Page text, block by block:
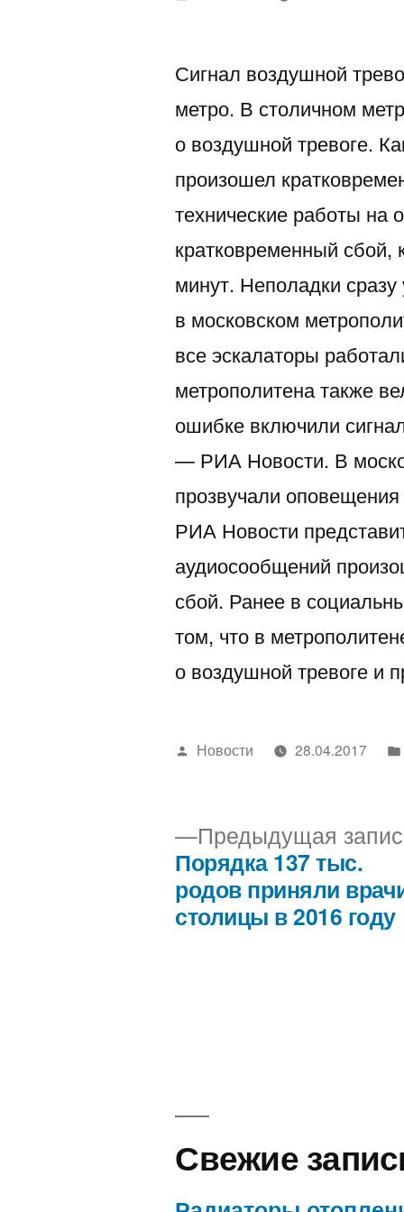
Сигнал воздушной
метро. В столичном
о воздушной тревоге.
произошел
технические работы на
кратковременный сбой,
минут. Неполадки
в московском
все эскалаторы
метрополитена также
ошибке включили
— РИА Новости. В
прозвучали
РИА Новости
аудиосообщений
сбой. Ранее в
том, что в
о воздушной тревоге и
Написано
Новости 28.04.2017
Навигация
Предыдущая
Порядка 137 тыс.
родов приняли
столицы в 2016 году
Свежие